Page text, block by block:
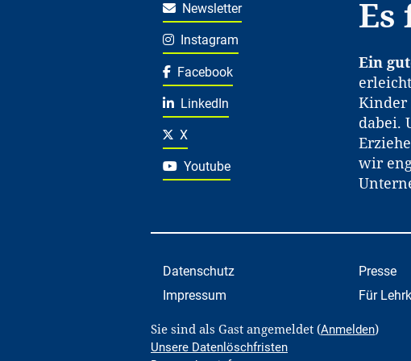
Newsletter
Instagram
Facebook
LinkedIn
X
Youtube
Ein
Kinder
dabei.
wir
Datenschutz
Impressum
Presse
Für
Sie sind als Gast angemeldet (Anmelden)
Unsere Datenlöschfristen